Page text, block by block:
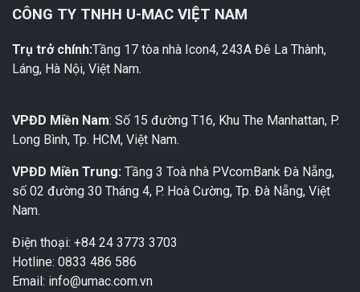
CÔNG TY TNHH U-MAC VIỆT NAM
Trụ trở chính:Tầng 17 tòa nhà Icon4, 243A Đê La Thành,
Láng, Hà Nội, Việt Nam.
VPĐD Miền Nam: Số 15 đường T16, Khu The Manhattan, P.
Long Bình, Tp. HCM, Việt Nam.
VPĐD Miền Trung: Tầng 3 Toà nhà PVcomBank Đà Nẵng,
số 02 đường 30 Tháng 4, P. Hoà Cường, Tp. Đà Nẵng, Việt
Nam.
Điện thoại: +84 24 3773 3703
Hotline: 0833 486 586
Email: info@umac.com.vn